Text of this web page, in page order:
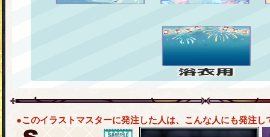
●このイラストマスターに発注した人は、こんな人にも発注し